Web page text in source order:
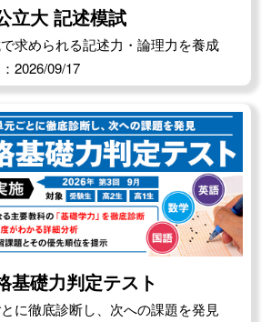
立大 記述模試
求められる記述力・論理力を養成
2026/09/17
基礎力判定テスト
に徹底診断し、次への課題を発見